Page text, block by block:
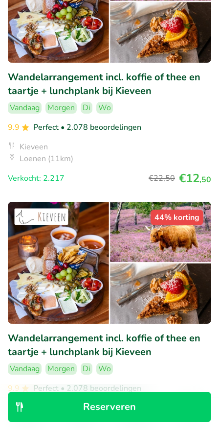
Reserveren
Wandelarrangement incl. koffie of thee en
taartje + lunchplank bij Kieveen
Vandaag Morgen Di
Wo
9.9
Perfect • 2.078 beoordelingen
Kieveen
Loenen (11km)
Verkocht: 2.217
€22,50 €12,50
44% korting
Wandelarrangement incl. koffie of thee en
taartje + lunchplank bij Kieveen
Vandaag Morgen Di
Wo
9.9
Perfect • 2.078 beoordelingen
Kieveen
Loenen (11km)